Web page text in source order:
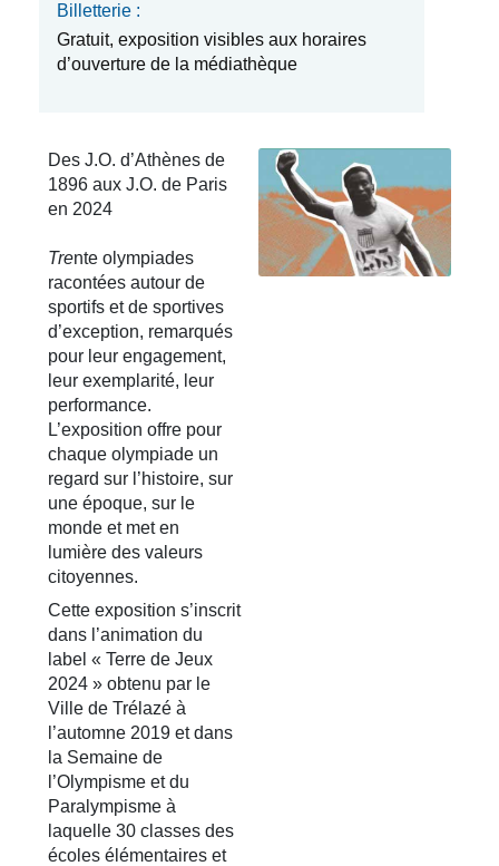
Billetterie :
Gratuit, exposition visibles aux horaires
d’ouverture de la médiathèque
Des J.O. d’Athènes de
1896 aux J.O. de Paris
en 2024
Trente olympiades
racontées autour de
sportifs et de sportives
d’exception, remarqués
pour leur engagement,
leur exemplarité, leur
performance.
L’exposition offre pour
chaque olympiade un
regard sur l’histoire, sur
une époque, sur le
monde et met en
lumière des valeurs
citoyennes.
Cette exposition s’inscrit
dans l’animation du
label « Terre de Jeux
2024 » obtenu par le
Ville de Trélazé à
l’automne 2019 et dans
la Semaine de
l’Olympisme et du
Paralympisme à
laquelle 30 classes des
écoles élémentaires et